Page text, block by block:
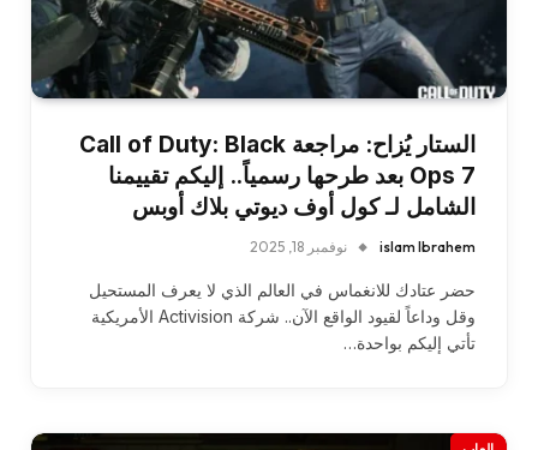
الستار يُزاح: مراجعة Call of Duty: Black
Ops 7 بعد طرحها رسمياً.. إليكم تقييمنا
الشامل لـ كول أوف ديوتي بلاك أوبس
islam Ibrahem نوفمبر 18, 2025
حضر عتادك للانغماس في العالم الذي لا يعرف المستحيل
وقل وداعاً لقيود الواقع الآن.. شركة Activision الأمريكية
تأتي إليكم بواحدة…